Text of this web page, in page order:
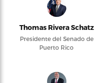
Thomas Rivera Schatz
Presidente del Senado de
Puerto Rico